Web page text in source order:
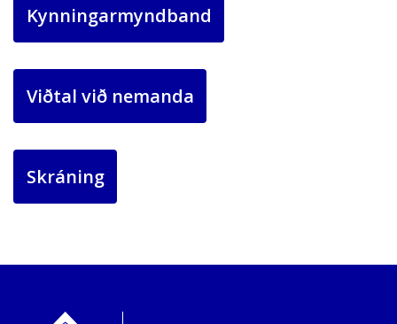
Kynningarmyndband
Viðtal við nemanda
Skráning